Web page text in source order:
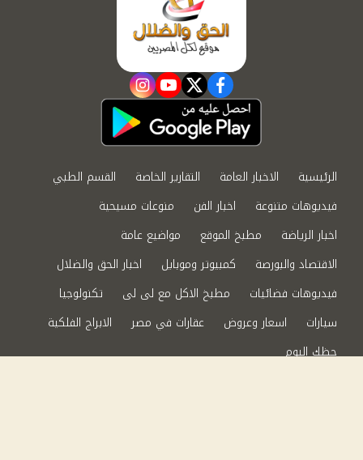
facebook
twitter
youtube
instagram
الرئيسية الاخبار العامة التقارير الخاصة
القسم الطبي
فيديوهات متنوعة
اخبار الفن
منوعات مسيحية
اخبار الرياضة
مطبخ الموقع
مواضيع عامة
الاقتصاد والبورصة
كمبيوتر وموبايل
اخبار الحق والضلال
فيديوهات فضائيات
مطبخ الاكل مع لى لى
تكنولوجيا
سيارات
اسعار وعروض عقارات في مصر
الابراج الفلكية
حظك اليوم